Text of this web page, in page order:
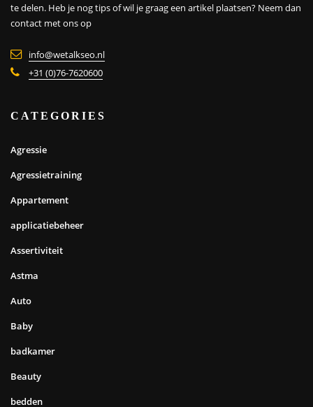
te delen. Heb je nog tips of wil je graag een artikel plaatsen? Neem dan
contact met ons op
info@wetalkseo.nl
+31 (0)76-7620600
CATEGORIES
Agressie
Agressietraining
Appartement
applicatiebeheer
Assertiviteit
Astma
Auto
Baby
badkamer
Beauty
bedden